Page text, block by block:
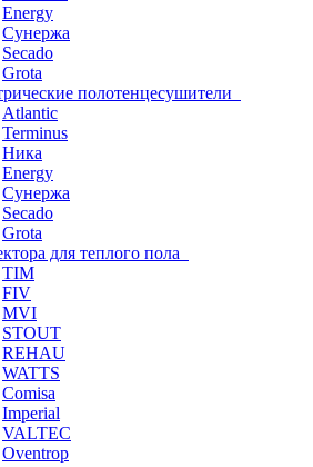
Energy
Сунержа
Secado
Grota
полотенцесушители
Atlantic
Terminus
Ника
Energy
Сунержа
Secado
Grota
для теплого пола
TIM
FIV
MVI
STOUT
REHAU
WATTS
Comisa
Imperial
VALTEC
Oventrop